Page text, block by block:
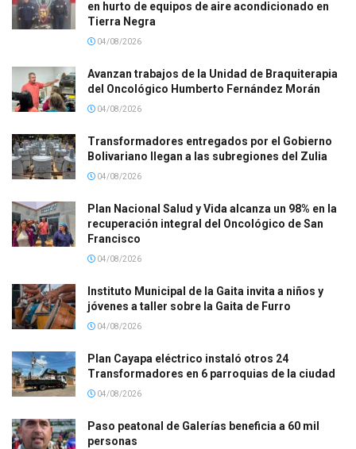
en hurto de equipos de aire acondicionado en
Tierra Negra
04/08/2026
Avanzan trabajos de la Unidad de Braquiterapia
del Oncológico Humberto Fernández Morán
04/08/2026
Transformadores entregados por el Gobierno
Bolivariano llegan a las subregiones del Zulia
04/08/2026
Plan Nacional Salud y Vida alcanza un 98% en la
recuperación integral del Oncológico de San
Francisco
04/08/2026
Instituto Municipal de la Gaita invita a niños y
jóvenes a taller sobre la Gaita de Furro
04/08/2026
Plan Cayapa eléctrico instaló otros 24
Transformadores en 6 parroquias de la ciudad
04/08/2026
Paso peatonal de Galerías beneficia a 60 mil
personas